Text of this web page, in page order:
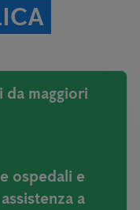
da maggiori
ospedali e
a